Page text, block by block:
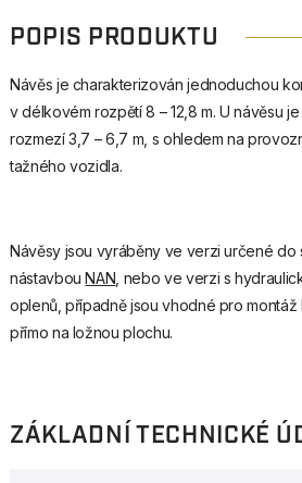
POPIS PRODUKTU
Návěs je charakterizován jednoduchou
v délkovém rozpětí 8 – 12,8 m. U návěsu
rozmezí 3,7 – 6,7 m, s ohledem na
tažného vozidla.
Návěsy jsou vyráběny ve verzi určené do
nástavbouNAN , nebo ve verzi s
oplenů, případně jsou vhodné pro
přímo na ložnou plochu.
ZÁKLADNÍ TECHNICKÉ